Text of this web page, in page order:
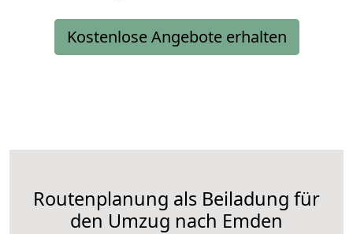
Kostenlose Angebote erhalten
Routenplanung als Beiladung für
den Umzug nach Emden